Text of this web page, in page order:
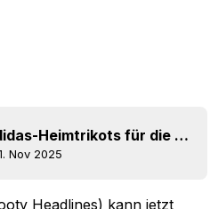
Adidas-Heimtrikots für die Weltmeisterschaft 2026 veröffentlicht – 22 Mannschaften
Nov 2025
Headlines) kann jetzt